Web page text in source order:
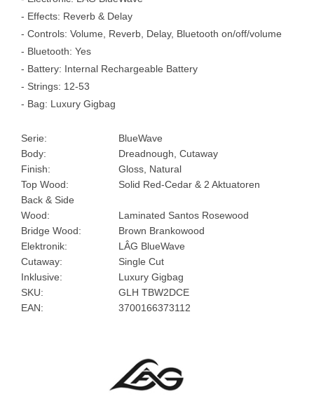
- Effects: Reverb & Delay
- Controls: Volume, Reverb, Delay, Bluetooth on/off/volume
- Bluetooth: Yes
- Battery: Internal Rechargeable Battery
- Strings: 12-53
- Bag: Luxury Gigbag
Serie:
BlueWave
Body:
Dreadnough, Cutaway
Finish:
Gloss, Natural
Top Wood:
Solid Red-Cedar & 2 Aktuatoren
Back & Side
Wood:
Laminated Santos Rosewood
Bridge Wood:
Brown Brankowood
Elektronik:
LÂG BlueWave
Cutaway:
Single Cut
Inklusive:
Luxury Gigbag
SKU:
GLH TBW2DCE
EAN:
3700166373112